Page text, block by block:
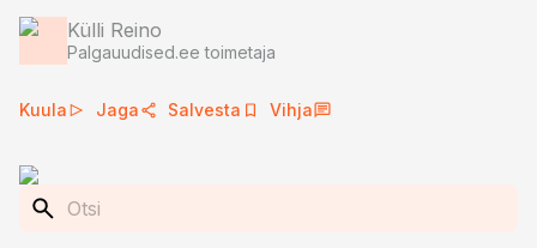
Külli Reino
Palgauudised.ee toimetaja
Kuula Jaga Salvesta Vihja